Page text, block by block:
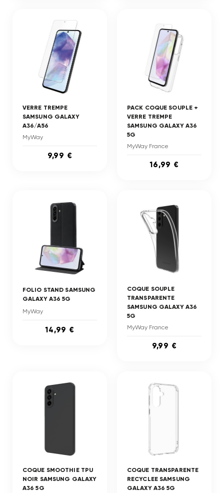
VERRE TREMPE
SAMSUNG GALAXY
A36/A56
MyWay
9,99 €
PACK COQUE SOUPLE +
VERRE TREMPE
SAMSUNG GALAXY A36
5G
MyWay France
16,99 €
FOLIO STAND SAMSUNG
GALAXY A36 5G
MyWay
14,99 €
COQUE SOUPLE
TRANSPARENTE
SAMSUNG GALAXY A36
5G
MyWay France
9,99 €
COQUE SMOOTHIE TPU
NOIR SAMSUNG GALAXY
A36 5G
COQUE TRANSPARENTE
RECYCLEE SAMSUNG
GALAXY A36 5G